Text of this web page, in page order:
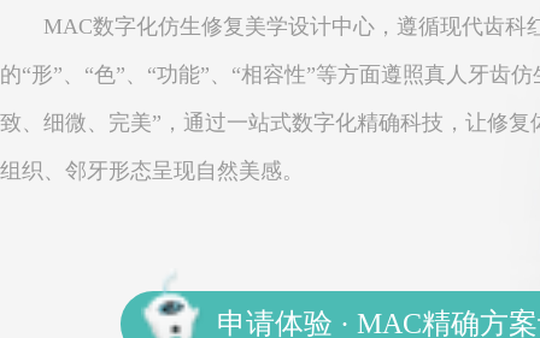
MAC数字化仿生修复美学设计中心，遵循现代齿科
的“形”、“色”、“功能”、“相容性”等方面遵照真人牙齿
致、细微、完美”，通过一站式数字化精确科技，让修
组织、邻牙形态呈现自然美感。
申请体验 · MAC精确方